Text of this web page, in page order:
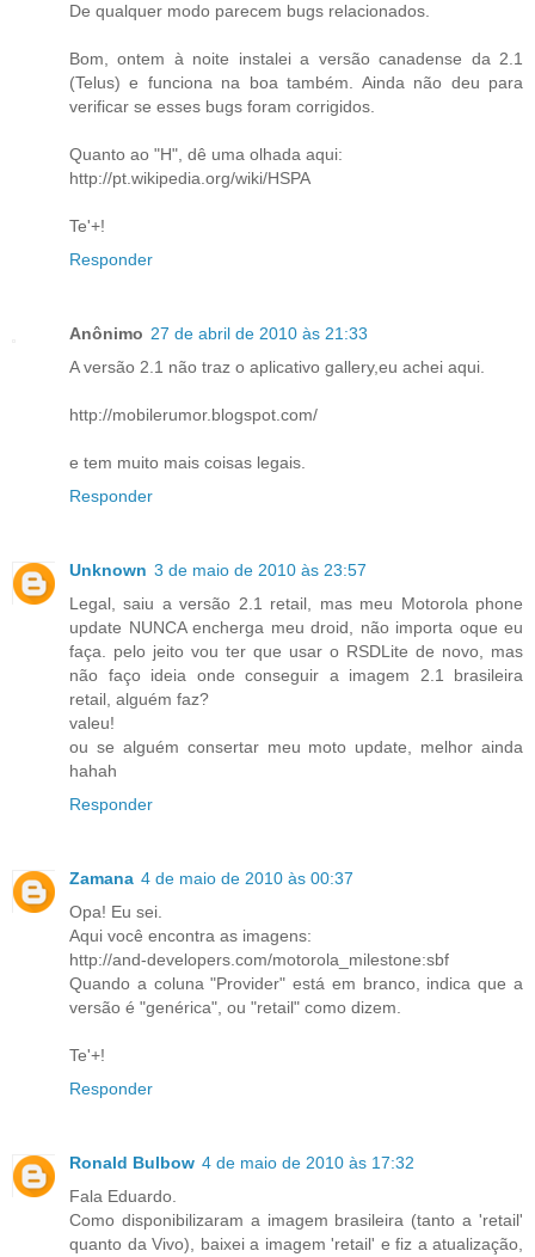
De qualquer modo parecem bugs relacionados.
Bom, ontem à noite instalei a versão canadense da 2.1
(Telus) e funciona na boa também. Ainda não deu para
verificar se esses bugs foram corrigidos.
Quanto ao "H", dê uma olhada aqui:
http://pt.wikipedia.org/wiki/HSPA
Te'+!
Responder
Anônimo 27 de abril de 2010 às 21:33
A versão 2.1 não traz o aplicativo gallery,eu achei aqui.
http://mobilerumor.blogspot.com/
e tem muito mais coisas legais.
Responder
Unknown 3 de maio de 2010 às 23:57
Legal, saiu a versão 2.1 retail, mas meu Motorola phone
update NUNCA encherga meu droid, não importa oque eu
faça. pelo jeito vou ter que usar o RSDLite de novo, mas
não faço ideia onde conseguir a imagem 2.1 brasileira
retail, alguém faz?
valeu!
ou se alguém consertar meu moto update, melhor ainda
hahah
Responder
Zamana 4 de maio de 2010 às 00:37
Opa! Eu sei.
Aqui você encontra as imagens:
http://and-developers.com/motorola_milestone:sbf
Quando a coluna "Provider" está em branco, indica que a
versão é "genérica", ou "retail" como dizem.
Te'+!
Responder
Ronald Bulbow 4 de maio de 2010 às 17:32
Fala Eduardo.
Como disponibilizaram a imagem brasileira (tanto a 'retail'
quanto da Vivo), baixei a imagem 'retail' e fiz a atualização,